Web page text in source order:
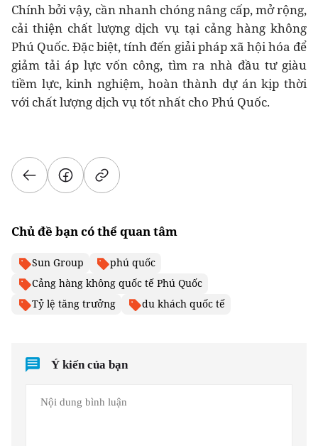
Chính bởi vậy, cần nhanh chóng nâng cấp, mở rộng,
cải thiện chất lượng dịch vụ tại cảng hàng không
Phú Quốc. Đặc biệt, tính đến giải pháp xã hội hóa để
giảm tải áp lực vốn công, tìm ra nhà đầu tư giàu
tiềm lực, kinh nghiệm, hoàn thành dự án kịp thời
với chất lượng dịch vụ tốt nhất cho Phú Quốc.
Chủ đề bạn có thể quan tâm
Sun Group
phú quốc
Cảng hàng không quốc tế Phú Quốc
Tỷ lệ tăng trưởng
du khách quốc tế
Ý kiến của bạn